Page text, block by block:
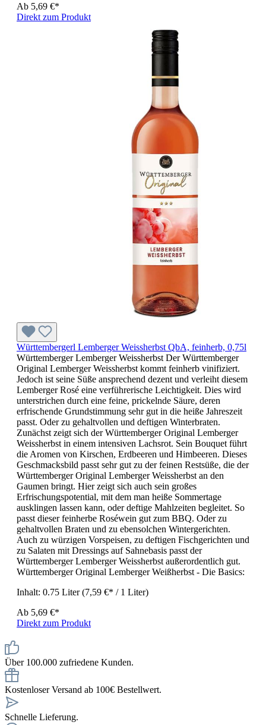
Ab 5,69 €*
Direkt zum Produkt
Württembergerl Lemberger Weissherbst QbA, feinherb, 0,75l
Württemberger Lemberger Weissherbst Der Württemberger
Original Lemberger Weissherbst kommt feinherb vinifiziert.
Jedoch ist seine Süße ansprechend dezent und verleiht diesem
Lemberger Rosé eine verführerische Leichtigkeit. Dies wird
unterstrichen durch eine feine, prickelnde Säure, deren
erfrischende Grundstimmung sehr gut in die heiße Jahreszeit
passt. Oder zu gehaltvollen und deftigen Winterbraten.
Zunächst zeigt sich der Württemberger Original Lemberger
Weissherbst in einem intensiven Lachsrot. Sein Bouquet führt
die Aromen von Kirschen, Erdbeeren und Himbeeren. Dieses
Geschmacksbild passt sehr gut zu der feinen Restsüße, die der
Württemberger Original Lemberger Weissherbst an den
Gaumen bringt. Hier zeigt sich auch sein großes
Erfrischungspotential, mit dem man heiße Sommertage
ausklingen lassen kann, oder deftige Mahlzeiten begleitet. So
passt dieser feinherbe Roséwein gut zum BBQ. Oder zu
gehaltvollen Braten und zu ebensolchen Wintergerichten.
Auch zu würzigen Vorspeisen, zu deftigen Fischgerichten und
zu Salaten mit Dressings auf Sahnebasis passt der
Württemberger Lemberger Weissherbst außerordentlich gut.
Württemberger Original Lemberger Weißherbst - Die Basics:
Inhalt: 0.75 Liter(7,59 €* / 1 Liter)
Ab 5,69 €*
Direkt zum Produkt
Über 100.000 zufriedene Kunden.
Kostenloser Versand ab 100€ Bestellwert.
Schnelle Lieferung.